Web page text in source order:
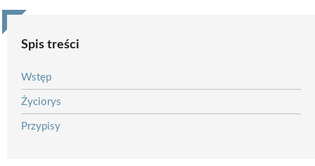
Spis treści
Wstęp
Życiorys
Przypisy